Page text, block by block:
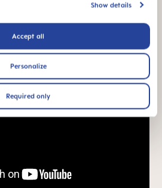
Show details
Accept all
Personalize
Required only